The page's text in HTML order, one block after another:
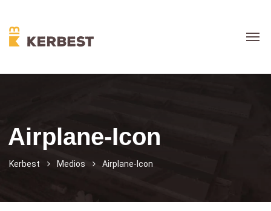
Airplane-Icon
Kerbest Medios Airplane-Icon